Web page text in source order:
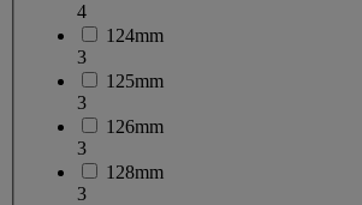
4
124mm
3
125mm
3
126mm
3
128mm
3